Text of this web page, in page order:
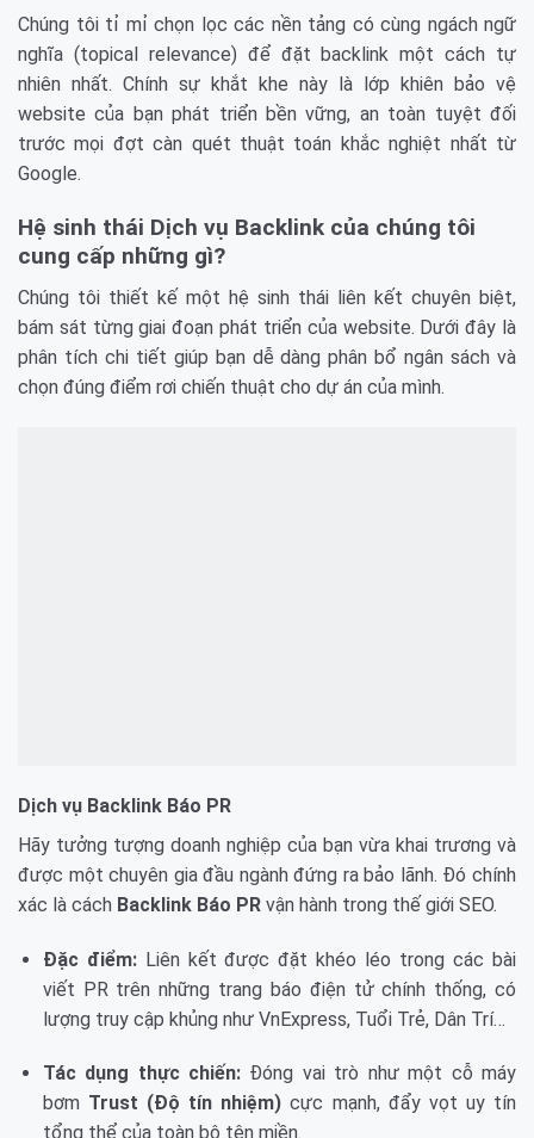
Chúng tôi tỉ mỉ chọn lọc các nền tảng có cùng ngách ngữ
nghĩa (topical relevance) để đặt backlink một cách tự
nhiên nhất. Chính sự khắt khe này là lớp khiên bảo vệ
website của bạn phát triển bền vững, an toàn tuyệt đối
trước mọi đợt càn quét thuật toán khắc nghiệt nhất từ
Google.
Hệ sinh thái Dịch vụ Backlink của chúng tôi
cung cấp những gì?
Chúng tôi thiết kế một hệ sinh thái liên kết chuyên biệt,
bám sát từng giai đoạn phát triển của website. Dưới đây là
phân tích chi tiết giúp bạn dễ dàng phân bổ ngân sách và
chọn đúng điểm rơi chiến thuật cho dự án của mình.
Dịch vụ Backlink Báo PR
Hãy tưởng tượng doanh nghiệp của bạn vừa khai trương và
được một chuyên gia đầu ngành đứng ra bảo lãnh. Đó chính
xác là cách Backlink Báo PR vận hành trong thế giới SEO.
Đặc điểm:Liên kết được đặt khéo léo trong các bài
viết PR trên những trang báo điện tử chính thống, có
lượng truy cập khủng như VnExpress, Tuổi Trẻ, Dân Trí…
Tác dụng thực chiến: Đóng vai trò như một cỗ máy
bơm Trust (Độ tín nhiệm) cực mạnh, đẩy vọt uy tín
tổng thể của toàn bộ tên miền.